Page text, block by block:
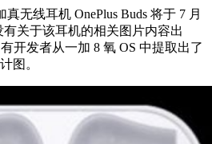
无线耳机 OnePlus Buds 将于 7 月
关于该耳机的相关图片内容出
开发者从一加 8 氧 OS 中提取出了
图。